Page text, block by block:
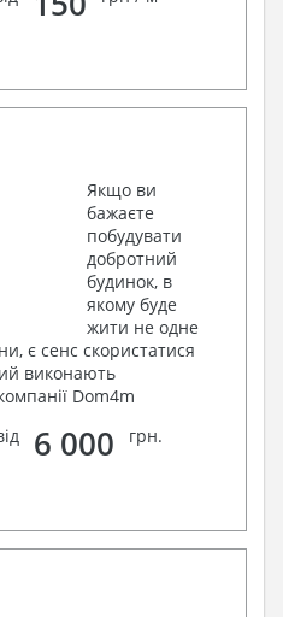
Якщо ви
бажаєте
побудувати
добротний
будинок, в
якому буде
жити не одне
є сенс скористатися
виконають
Dom4m
6 000 грн.